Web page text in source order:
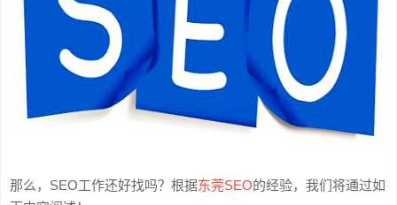
那么，SEO工作还好找吗？根据东莞SEO的经验，我们将通过如